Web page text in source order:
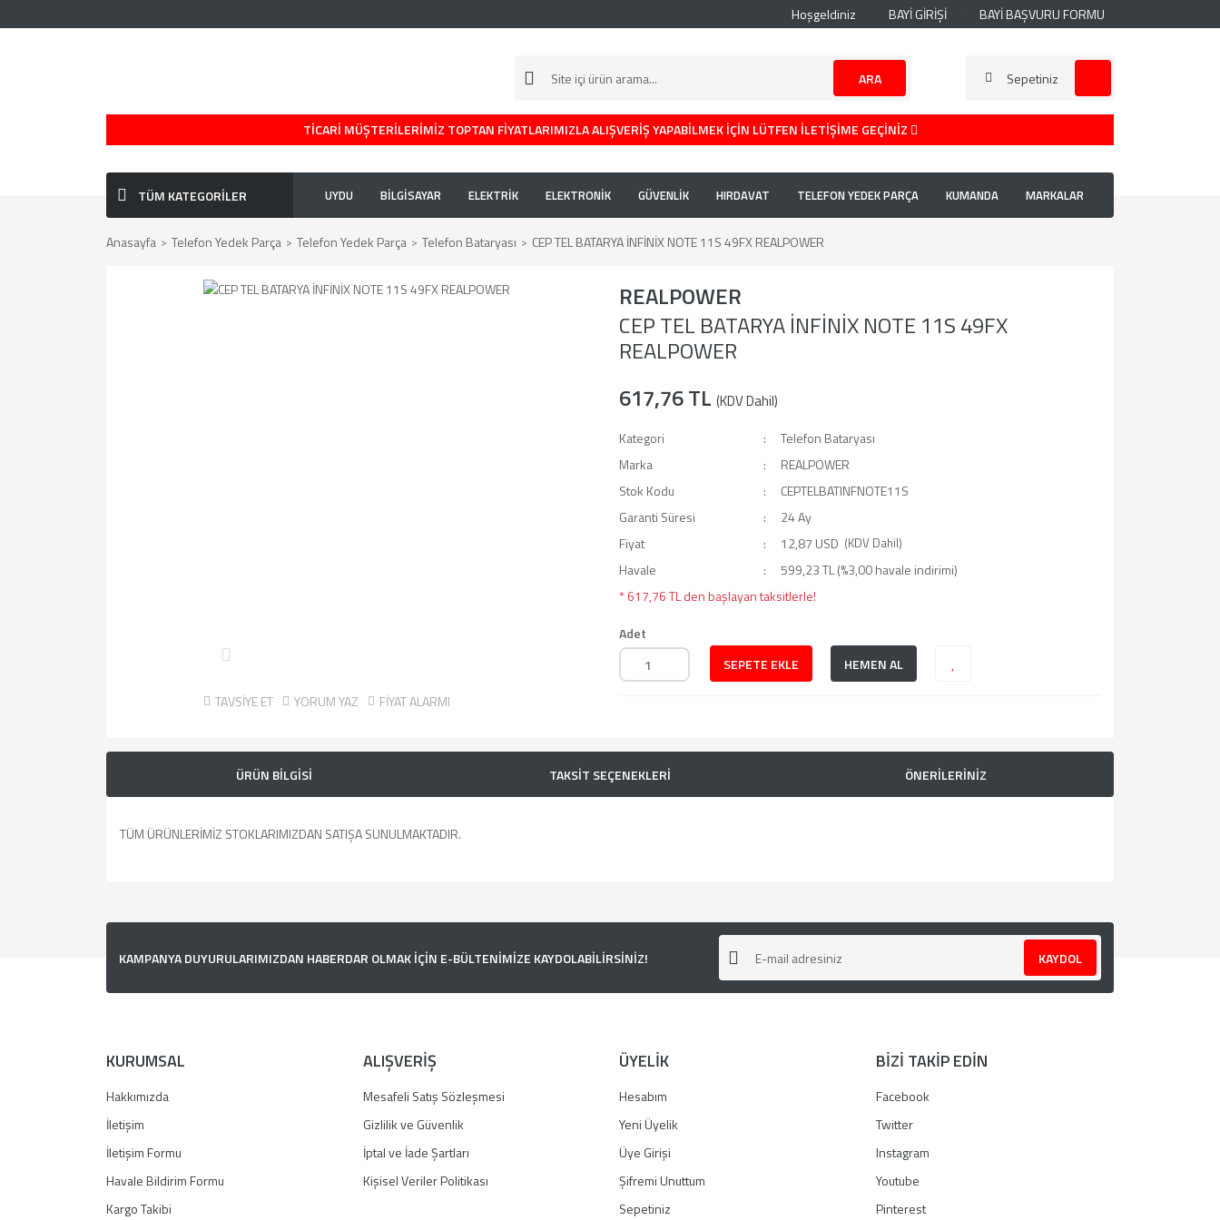
Hoşgeldiniz BAYİ GİRİŞİ BAYİ BAŞVURU FORMU
ARA Sepetiniz
TİCARİ MÜŞTERİLERİMİZ TOPTAN FİYATLARIMIZLA ALIŞVERİŞ YAPABİLMEK İÇİN LÜTFEN İLETİŞİME GEÇİNİZ
TÜM KATEGORİLER UYDU BİLGİSAYAR ELEKTRİK ELEKTRONİK GÜVENLİK HIRDAVAT TELEFON YEDEK PARÇA KUMANDA MARKALAR
Anasayfa Telefon Yedek Parça Telefon Yedek Parça Telefon Bataryası CEP TEL BATARYA İNFİNİX NOTE 11S 49FX REALPOWER
TAVSİYE ET YORUM YAZ FİYAT ALARMI
REALPOWER
CEP TEL BATARYA İNFİNİX NOTE 11S 49FX
REALPOWER
617,76 TL (KDV Dahil)
Kategori
Telefon Bataryası
Marka
REALPOWER
Stok Kodu
CEPTELBATINFNOTE11S
Garanti Süresi
24 Ay
Fiyat
12,87 USD (KDV Dahil)
Havale
599,23 TL (%3,00 havale indirimi)
* 617,76 TL den başlayan taksitlerle!
Adet
SEPETE EKLE
HEMEN AL
ÜRÜN BİLGİSİ TAKSİT SEÇENEKLERİ ÖNERİLERİNİZ
TÜM ÜRÜNLERİMİZ STOKLARIMIZDAN SATIŞA SUNULMAKTADIR.
Ürün resmi kalitesiz, bozuk veya görüntülenemiyor.
Bu ürüne benzer farklı alternatifler olmalı.
Gönder
KAMPANYA DUYURULARIMIZDAN HABERDAR OLMAK İÇİN E-BÜLTENİMİZE KAYDOLABİLİRSİNİZ! KAYDOL
KURUMSAL
Hakkımızda
İletişim
İletişim Formu
Havale Bildirim Formu
Kargo Takibi
ALIŞVERİŞ
Mesafeli Satış Sözleşmesi
Gizlilik ve Güvenlik
İptal ve İade Şartları
Kişisel Veriler Politikası
ÜYELİK
Hesabım
Yeni Üyelik
Üye Girişi
Şifremi Unuttum
Sepetiniz
BİZİ TAKİP EDİN
Facebook
Twitter
Instagram
Youtube
Pinterest